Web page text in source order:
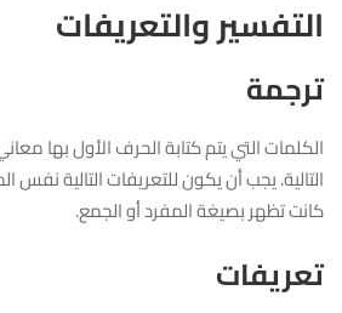
التفسير والتعريفات
ترجمة
الكلمات التي يتم كتابة الحرف الأول بها
التالية. يجب أن يكون للتعريفات التالية نفس
كانت تظهر بصيغة المفرد أو الجمع.
تعريفات